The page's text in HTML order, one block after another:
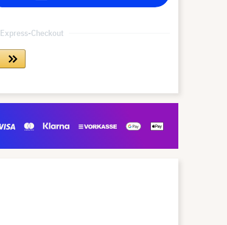
Express-Checkout